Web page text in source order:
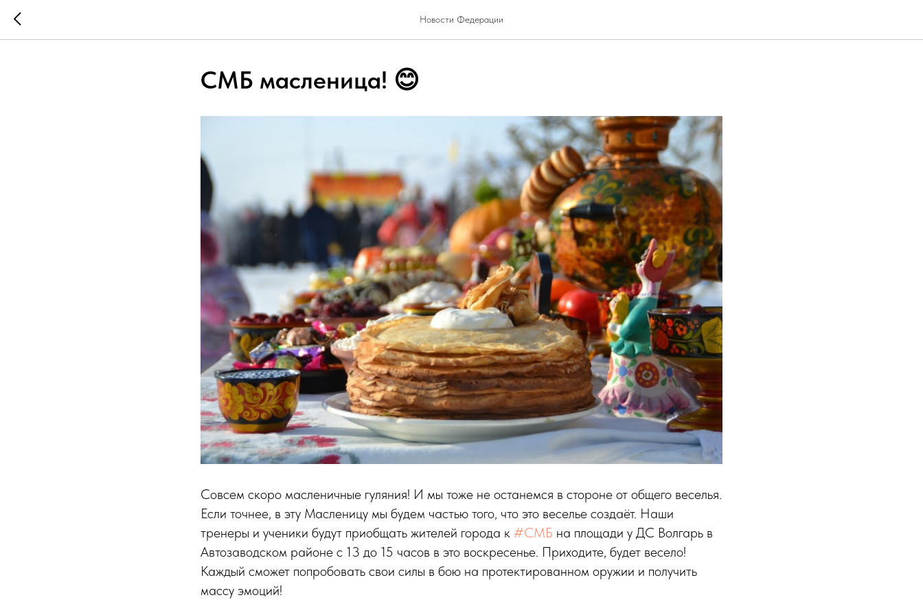
Новости Федерации
СМБ масленица! 😊
Совсем скоро масленичные гуляния! И мы тоже не останемся в стороне от общего веселья.
Если точнее, в эту Масленицу мы будем частью того, что это веселье создаёт. Наши
тренеры и ученики будут приобщать жителей города к #СМБ на площади у ДС Волгарь в
Автозаводском районе с 13 до 15 часов в это воскресенье. Приходите, будет весело!
Каждый сможет попробовать свои силы в бою на протектированном оружии и получить
массу эмоций!